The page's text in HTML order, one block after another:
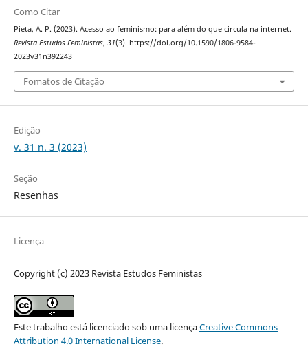
Como Citar
Pieta, A. P. (2023). Acesso ao feminismo: para além do que circula na internet.
Revista Estudos Feministas, 31(3). https://doi.org/10.1590/1806-9584-
2023v31n392243
Fomatos de Citação
Edição
v. 31 n. 3 (2023)
Seção
Resenhas
Licença
Copyright (c) 2023 Revista Estudos Feministas
Este trabalho está licenciado sob uma licençaCreative Commons
Attribution 4.0 International License.